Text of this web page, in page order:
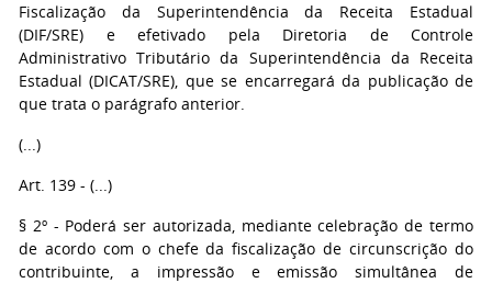
Fiscalização da Superintendência da Receita Estadual
(DIF/SRE) e efetivado pela Diretoria de Controle
Administrativo Tributário da Superintendência da Receita
Estadual (DICAT/SRE), que se encarregará da publicação de
que trata o parágrafo anterior.
(...)
Art. 139 - (...)
§ 2º - Poderá ser autorizada, mediante celebração de termo
de acordo com o chefe da fiscalização de circunscrição do
contribuinte, a impressão e emissão simultânea de